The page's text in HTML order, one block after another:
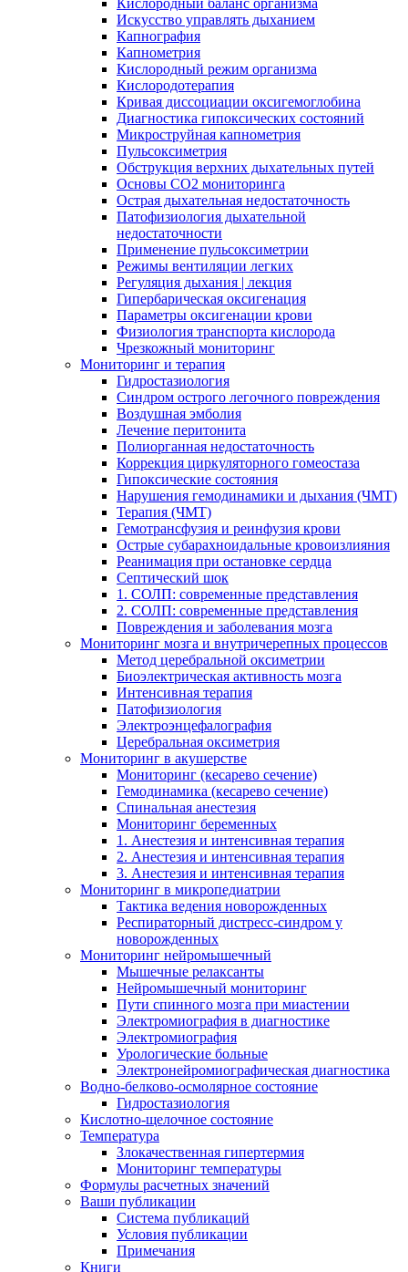
Кислородный баланс организма
Искусство управлять дыханием
Капнография
Капнометрия
Кислородный режим организма
Кислородотерапия
Кривая диссоциации оксигемоглобина
Диагностика гипоксических состояний
Микроструйная капнометрия
Пульсоксиметрия
Обструкция верхних дыхательных путей
Основы СО2 мониторинга
Острая дыхательная недостаточность
Патофизиология дыхательной
недостаточности
Применение пульсоксиметрии
Режимы вентиляции легких
Регуляция дыхания | лекция
Гипербарическая оксигенация
Параметры оксигенации крови
Физиология транспорта кислорода
Чрезкожный мониторинг
Мониторинг и терапия
Гидростазиология
Cиндром острого легочного повреждения
Воздушная эмболия
Лечение перитонита
Полиорганная недостаточность
Коррекция циркуляторного гомеостаза
Гипоксические состояния
Нарушения гемодинамики и дыхания (ЧМТ)
Терапия (ЧМТ)
Гемотрансфузия и реинфузия крови
Острые субарахноидальные кровоизлияния
Реанимация при остановке сердца
Септический шок
1. СОЛП: современные представления
2. СОЛП: современные представления
Повреждения и заболевания мозга
Мониторинг мозга и внутричерепных процессов
Метод церебральной оксиметрии
Биоэлектрическая активность мозга
Интенсивная терапия
Патофизиология
Электроэнцефалография
Церебральная оксиметрия
Мониторинг в акушерстве
Мониторинг (кесарево сечение)
Гемодинамика (кесарево сечение)
Спинальная анестезия
Мониторинг беременных
1. Анестезия и интенсивная терапия
2. Анестезия и интенсивная терапия
3. Анестезия и интенсивная терапия
Мониторинг в микропедиатрии
Тактика ведения новорожденных
Респираторный дистресс-синдром у
новорожденных
Мониторинг нейромышечный
Мышечные релаксанты
Нейромышечный мониторинг
Пути спинного мозга при миастении
Электромиография в диагностике
Электромиография
Урологические больные
Электронейромиографическая диагностика
Водно-белково-осмолярное состояние
Гидростазиология
Кислотно-щелочное состояние
Температура
Злокачественная гипертермия
Мониторинг температуры
Формулы расчетных значений
Ваши публикации
Система публикаций
Условия публикации
Примечания
Книги